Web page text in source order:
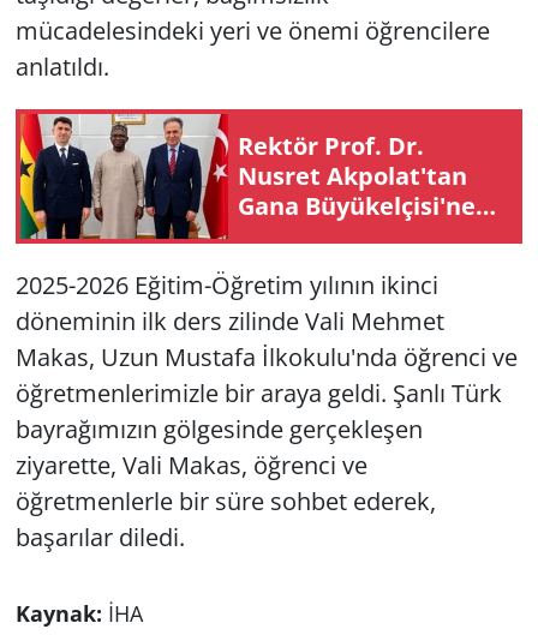
mücadelesindeki yeri ve önemi öğrencilere
anlatıldı.
Rektör Prof. Dr.
Nusret Akpolat'tan
Gana Büyükelçisi'ne
ziyaret
2025-2026 Eğitim-Öğretim yılının ikinci
döneminin ilk ders zilinde Vali Mehmet
Makas, Uzun Mustafa İlkokulu'nda öğrenci ve
öğretmenlerimizle bir araya geldi. Şanlı Türk
bayrağımızın gölgesinde gerçekleşen
ziyarette, Vali Makas, öğrenci ve
öğretmenlerle bir süre sohbet ederek,
başarılar diledi.
Kaynak: İHA